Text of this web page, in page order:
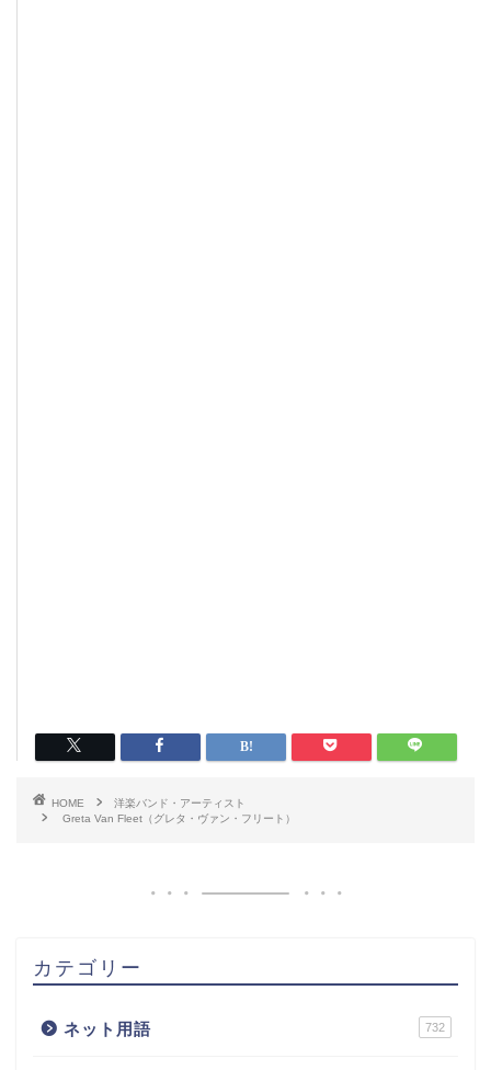
HOME
洋楽バンド・アーティスト
Greta Van Fleet（グレタ・ヴァン・フリート）
カテゴリー
ネット用語 732